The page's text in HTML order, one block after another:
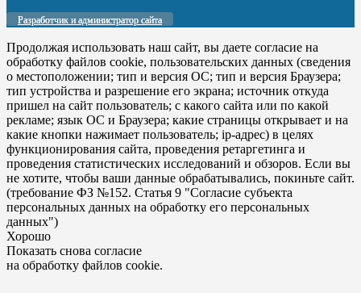
Разработчик и администратор сайта
Продолжая использовать наш сайт, вы даете согласие на
обработку файлов cookie, пользовательских данных (сведения
о местоположении; тип и версия ОС; тип и версия Браузера;
тип устройства и разрешение его экрана; источник откуда
пришел на сайт пользователь; с какого сайта или по какой
рекламе; язык ОС и Браузера; какие страницы открывает и на
какие кнопки нажимает пользователь; ip-адрес) в целях
функционирования сайта, проведения ретаргетинга и
проведения статистических исследований и обзоров. Если вы
не хотите, чтобы ваши данные обрабатывались, покиньте сайт.
(требование ФЗ №152. Статья 9 "Согласие субъекта
персональных данных на обработку его персональных
данных")
Хорошо
Показать снова согласие
на обработку файлов cookie.